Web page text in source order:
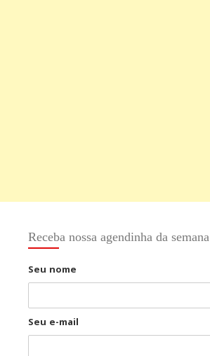
Receba nossa agendinha da
Seu nome
Seu e-mail